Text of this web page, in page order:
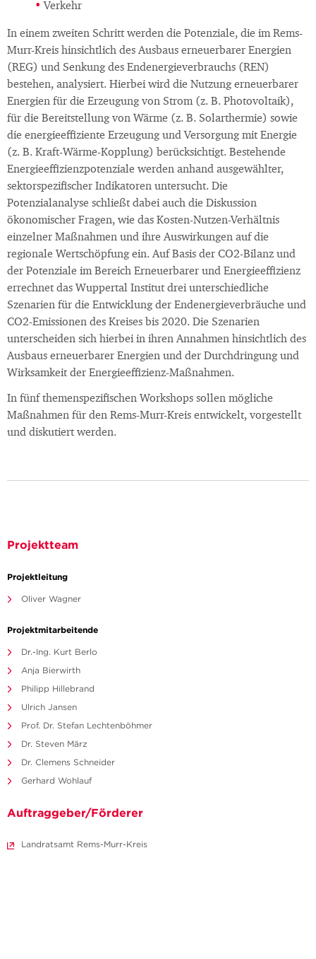
Verkehr
In einem zweiten Schritt werden die Potenziale, die im Rems-
Murr-Kreis hinsichtlich des Ausbaus erneuerbarer Energien
(REG) und Senkung des Endenergieverbrauchs (REN)
bestehen, analysiert. Hierbei wird die Nutzung erneuerbarer
Energien für die Erzeugung von Strom (z. B. Photovoltaik),
für die Bereitstellung von Wärme (z. B. Solarthermie) sowie
die energieeffiziente Erzeugung und Versorgung mit Energie
(z. B. Kraft-Wärme-Kopplung) berücksichtigt. Bestehende
Energieeffizienzpotenziale werden anhand ausgewählter,
sektorspezifischer Indikatoren untersucht. Die
Potenzialanalyse schließt dabei auch die Diskussion
ökonomischer Fragen, wie das Kosten-Nutzen-Verhältnis
einzelner Maßnahmen und ihre Auswirkungen auf die
regionale Wertschöpfung ein. Auf Basis der CO2-Bilanz und
der Potenziale im Bereich Erneuerbarer und Energieeffizienz
errechnet das Wuppertal Institut drei unterschiedliche
Szenarien für die Entwicklung der Endenergieverbräuche und
CO2-Emissionen des Kreises bis 2020. Die Szenarien
unterscheiden sich hierbei in ihren Annahmen hinsichtlich des
Ausbaus erneuerbarer Energien und der Durchdringung und
Wirksamkeit der Energieeffizienz-Maßnahmen.
In fünf themenspezifischen Workshops sollen mögliche
Maßnahmen für den Rems-Murr-Kreis entwickelt, vorgestellt
und diskutiert werden.
Projektteam
Projektleitung
Oliver Wagner
Projektmitarbeitende
Dr.-Ing. Kurt Berlo
Anja Bierwirth
Philipp Hillebrand
Ulrich Jansen
Prof. Dr. Stefan Lechtenböhmer
Dr. Steven März
Dr. Clemens Schneider
Gerhard Wohlauf
Auftraggeber/Förderer
Landratsamt Rems-Murr-Kreis